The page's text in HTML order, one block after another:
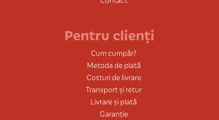
Pentru clienți
Cum cumpăr?
Metoda de plată
Costuri de livrare
Transport și retur
Livrare și plată
Garanție